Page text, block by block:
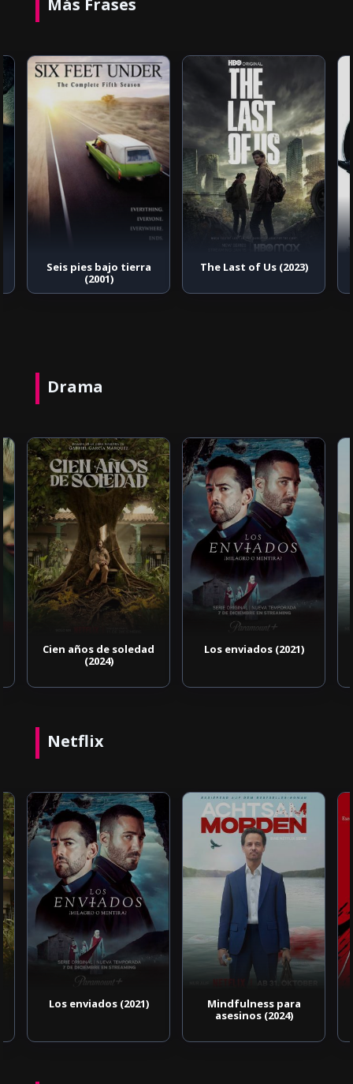
Más Frases
Seis pies bajo tierra
(2001)
The Last of Us (2023)
Drama
Cien años de soledad
(2024)
Los enviados (2021)
Netflix
Los enviados (2021)
Mindfulness para
asesinos (2024)